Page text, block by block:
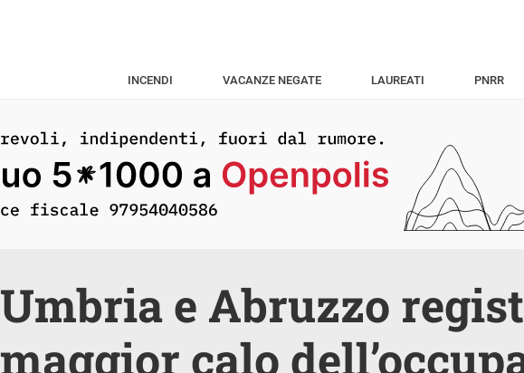
INCENDI VACANZE NEGATE LAUREATI PNRR
Umbria e Abruzzo
maggior calo